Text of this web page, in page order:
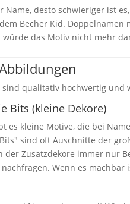
Name, desto schwieriger ist
Becher Kid.
würde das Motiv nicht mehr
sind qualitativ hochwertig
Bits (kleine Dekore)
es kleine Motive, die bei
sind oft Auschnitte der
Zusatzdekore immer nur
Wenn es machbar